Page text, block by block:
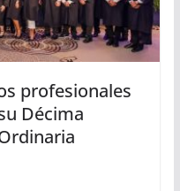
profesionales
Décima